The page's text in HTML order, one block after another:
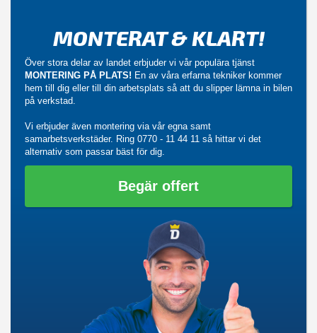
MONTERAT & KLART!
Över stora delar av landet erbjuder vi vår populära tjänst
MONTERING PÅ PLATS! En av våra erfarna tekniker kommer
hem till dig eller till din arbetsplats så att du slipper lämna in bilen
på verkstad.
Vi erbjuder även montering via vår egna samt
samarbetsverkstäder. Ring 0770 - 11 44 11 så hittar vi det
alternativ som passar bäst för dig.
Begär offert